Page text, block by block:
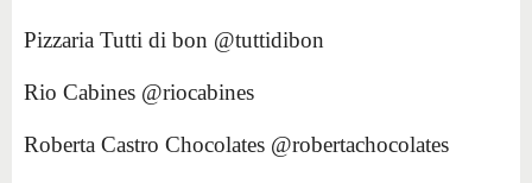
Pizzaria Tutti di bon @tuttidibon
Rio Cabines @riocabines
Roberta Castro Chocolates @robertachocolates